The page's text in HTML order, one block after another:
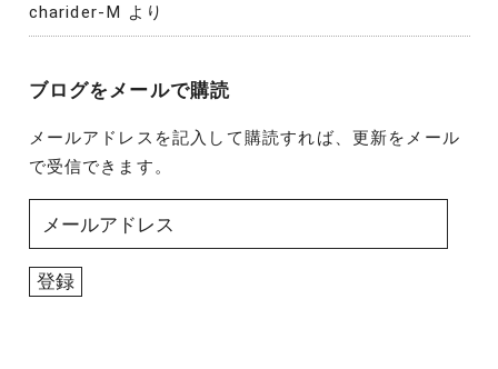
charider-M より
ブログをメールで購読
メールアドレスを記入して購読すれば、更新をメール
で受信できます。
ル
ア
登録